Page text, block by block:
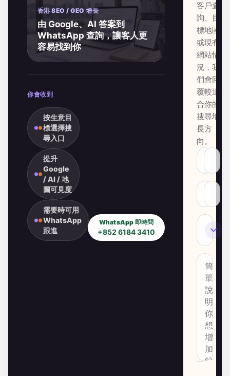
香港 SEO / GEO 增長
由 Google、AI 答案到
WhatsApp 查詢，讓客人更
容易找到你
你會收到
按生意目
標選擇搜
尋入口
提升
Google
/ AI / 地
圖可見度
需要時可用
WhatsApp
跟進
WhatsApp 即時問
+852 6184 3410
客戶查
詢、目
標地區
或現有
網站情
況，我
們會回
覆較適
合你的
搜尋增
長方
向。
SEO